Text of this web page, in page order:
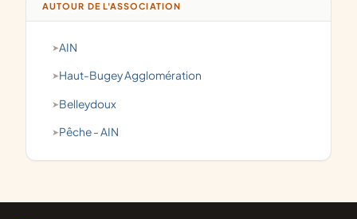
AUTOUR DE L'ASSOCIATION
AIN
Haut-Bugey Agglomération
Belleydoux
pêche - AIN